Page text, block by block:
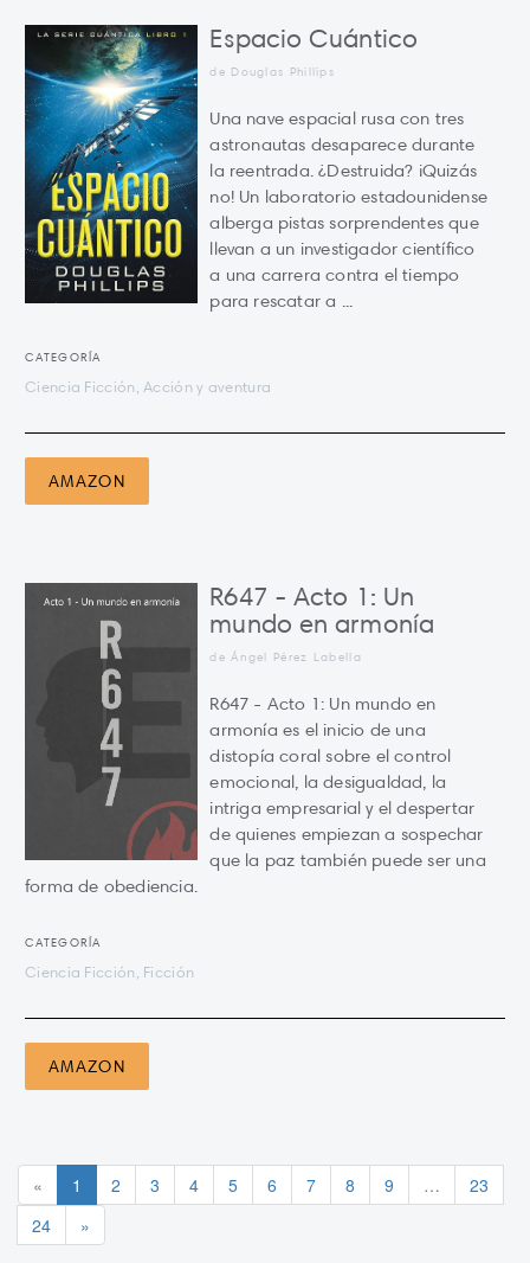
Espacio Cuántico
de Douglas Phillips
Una nave espacial rusa con tres
astronautas desaparece durante
la reentrada. ¿Destruida? ¡Quizás
no! Un laboratorio estadounidense
alberga pistas sorprendentes que
llevan a un investigador científico
a una carrera contra el tiempo
para rescatar a ...
CATEGORÍA
Ciencia Ficción, Acción y aventura
AMAZON
R647 - Acto 1: Un
mundo en armonía
de Ángel Pérez Labella
R647 - Acto 1: Un mundo en
armonía es el inicio de una
distopía coral sobre el control
emocional, la desigualdad, la
intriga empresarial y el despertar
de quienes empiezan a sospechar
que la paz también puede ser una
forma de obediencia.
CATEGORÍA
Ciencia Ficción, Ficción
AMAZON
« 1 2 3 4 5 6 7 8 9 …
23
24
»